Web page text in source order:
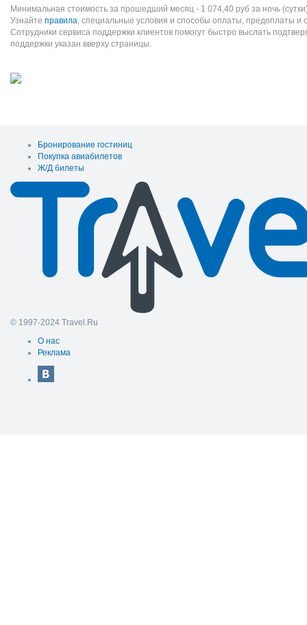
Минимальная стоимость за прошедший месяц - 1 074,40 руб за ночь
Узнайте правила, специальные условия и способы оплаты, предоплаты и
Сотрудники сервиса поддержки клиентов помогут быстро выслать
поддержки указан вверху страницы.
Бронирование гостиниц
Покупка авиабилетов
Ж/Д билеты
© 1997-2024 Travel.Ru
О нас
Реклама